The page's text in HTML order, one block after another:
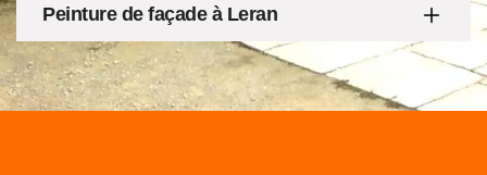
Peinture de façade à Leran